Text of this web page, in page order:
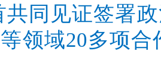
共同见证签署
领域20多项